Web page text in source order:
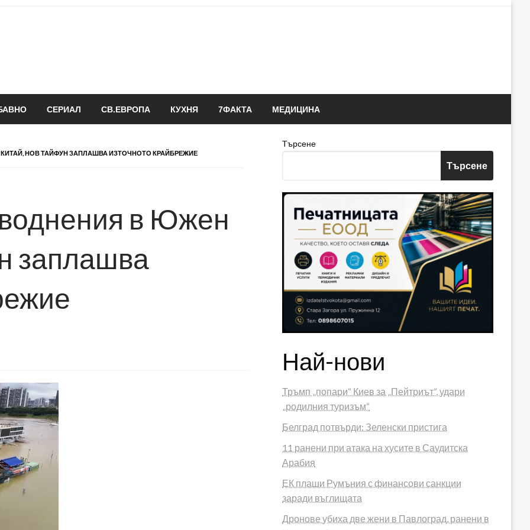
СЕРИАЛ СВ.ЕВРОПА КУХНЯ 7ФАКТА МЕДИЦИНА
НОВ ТАЙФУН ЗАПЛАШВА ИЗТОЧНОТО КРАЙБРЕЖИЕ
в Южен
заплашва
Търсене
Търсене
Най-нови
Тръмп „попари“ Киев за „Пейтриът“, удари
„родилния туризъм“
Белград потвърди: Зеленски пристига
11 ранени при атака на хусите в Саудитска
Арабия
ЕК плаши Румъния с финансови санкции
заради въглищата
Дронове убиха две жени в Павлоград, ранени в